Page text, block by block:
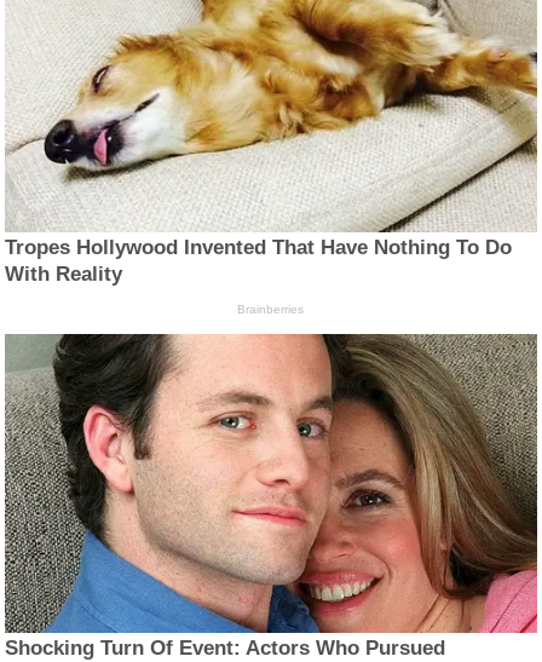
Tropes Hollywood Invented That Have Nothing To Do
With Reality
Brainberries
Shocking Turn Of Event: Actors Who Pursued